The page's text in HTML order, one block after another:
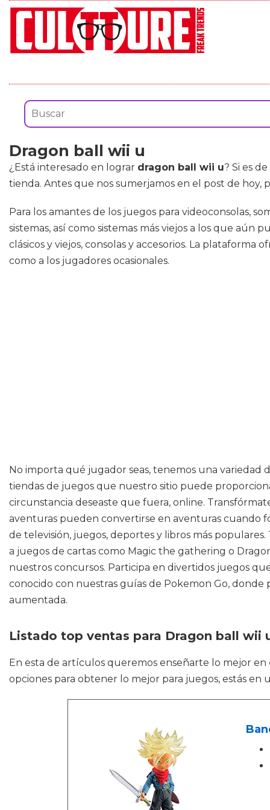
Dragon ball wii u
¿Está interesado en lograr dragon ball wii u? Si es
tienda. Antes que nos sumerjamos en el post de
Para los amantes de los juegos para videoconsolas,
sistemas, así como sistemas más viejos a los que
clásicos y viejos, consolas y accesorios. La
como a los jugadores ocasionales.
No importa qué jugador seas, tenemos una variedad
tiendas de juegos que nuestro sitio puede
circunstancia deseaste que fuera, online.
aventuras pueden convertirse en aventuras cuando
de televisión, juegos, deportes y libros más
a juegos de cartas como Magic the gathering o
nuestros concursos. Participa en divertidos juegos
conocido con nuestras guías de Pokemon Go,
aumentada.
Listado top ventas para Dragon ball wii
En esta de artículos queremos enseñarte lo mejor en
opciones para obtener lo mejor para juegos, estás en